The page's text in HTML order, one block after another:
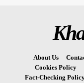
About Us
Cookies Policy
Fact-Checking